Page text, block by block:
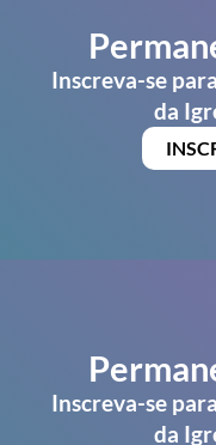
Inscreva-se
da
Inscreva-se
da